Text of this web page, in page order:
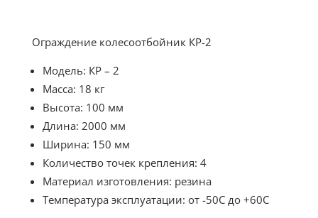
Ограждение колесоотбойник КР-2
Модель: КР – 2
Масса: 18 кг
Высота: 100 мм
Длина: 2000 мм
Ширина: 150 мм
Количество точек крепления: 4
Материал изготовления: резина
Температура эксплуатации: от -50С до +60С